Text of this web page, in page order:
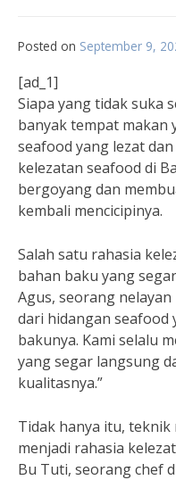
Posted on September 9,
[ad_1]
Siapa yang tidak suka
banyak tempat makan
seafood yang lezat
kelezatan seafood di
bergoyang dan
kembali mencicipinya.
Salah satu rahasia
bahan baku yang
Agus, seorang nelayan
dari hidangan seafood
bakunya. Kami selalu
yang segar langsung
kualitasnya.”
Tidak hanya itu,
menjadi rahasia
Bu Tuti, seorang chef